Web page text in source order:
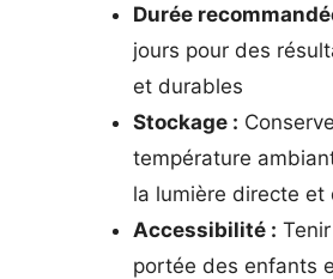
Durée
jours pour des
et durables
Stockage :
température
la lumière directe et
Accessibilité :
portée des enfants